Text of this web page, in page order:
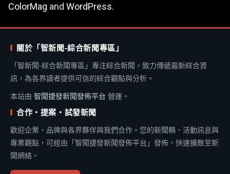
ColorMag and WordPress.
關於「智新聞-綜合新聞專區」
「智新聞-綜合新聞專區」專注綜合新聞，致力傳遞最新綜合資
訊，為各界讀者提供可信的綜合觀點與分析。
本站由 智聞捷發新聞發佈平台 營運。
合作・提案・試發新聞
歡迎企業、品牌與各界夥伴與我們合作。您的新聞稿、活動訊息與
專業觀點，可經由「智聞捷發新聞發佈平台」發佈，快速擴散至新
聞網絡。